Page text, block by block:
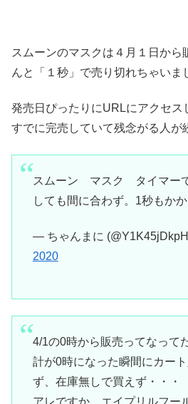
スムーンのマスクは４月１日から
んと「１秒」で売り切れちゃいま
発売日ぴったりにURLにアクセス
すでに完売していて残念がる人が
スムーン マスク タイマー
しても間に合わず。1秒もか
— ちゃんまに
2020
4/1の0時から販売ってなって
計が0時になった瞬間にカー
ず、在庫無しで買えず・・・
アレですか、エイプリルフー